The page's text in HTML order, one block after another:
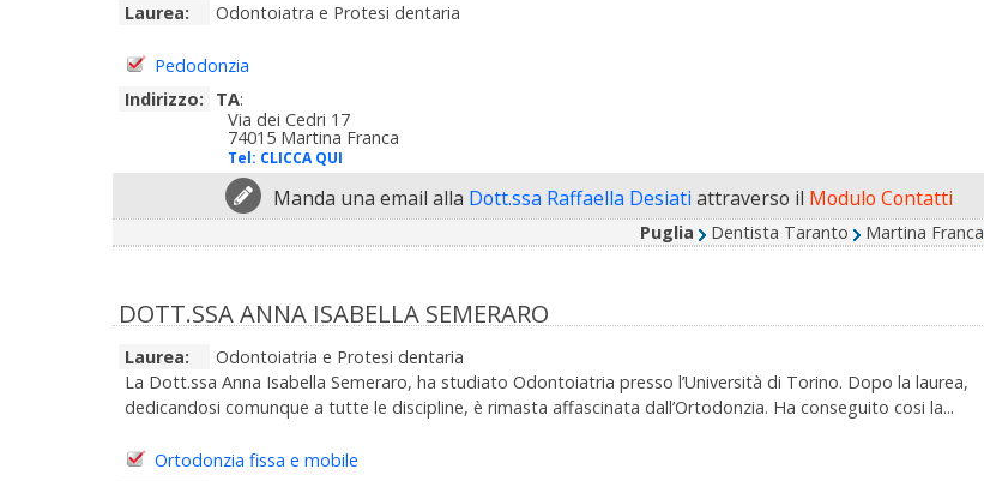
Laurea: Odontoiatra e Protesi dentaria
Pedodonzia
Indirizzo:
TA:
Via dei Cedri 17
74015 Martina Franca
Tel: CLICCA QUI
Manda una email alla Dott.ssa Raffaella Desiati attraverso il Modulo Contatti
Puglia Dentista Taranto Martina Franca
DOTT.SSA ANNA ISABELLA SEMERARO
Laurea:
Odontoiatria e Protesi dentaria
La Dott.ssa Anna Isabella Semeraro, ha studiato Odontoiatria presso l’Università di Torino. Dopo la laurea,
dedicandosi comunque a tutte le discipline, è rimasta affascinata dall’Ortodonzia. Ha conseguito cosi la...
Ortodonzia fissa e mobile